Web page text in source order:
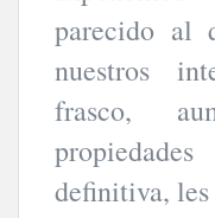
parecido al
nuestros
frasco,
definitiva, les